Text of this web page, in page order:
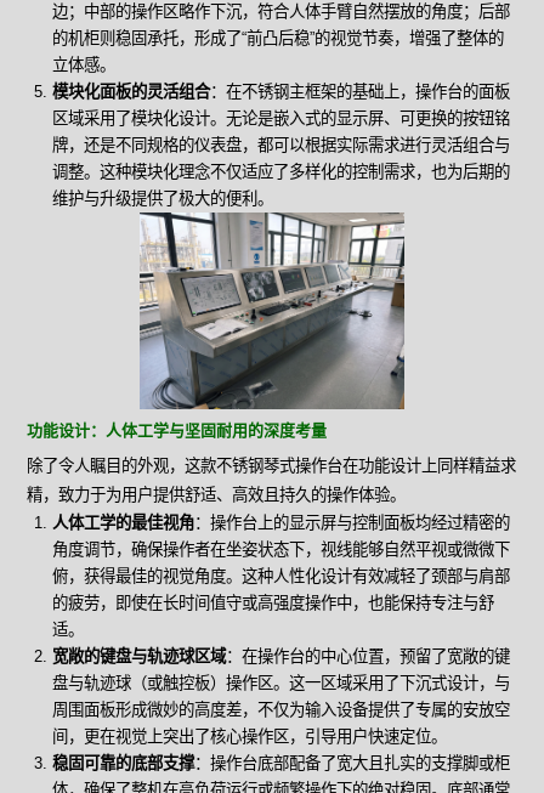
边；中部的操作区略作下沉，符合人体手臂自然摆放的角度；后部
的机柜则稳固承托，形成了“前凸后稳”的视觉节奏，增强了整体的
立体感。
模块化面板的灵活组合：在不锈钢主框架的基础上，操作台的面板
区域采用了模块化设计。无论是嵌入式的显示屏、可更换的按钮铭
牌，还是不同规格的仪表盘，都可以根据实际需求进行灵活组合与
调整。这种模块化理念不仅适应了多样化的控制需求，也为后期的
维护与升级提供了极大的便利。
功能设计：人体工学与坚固耐用的深度考量
除了令人瞩目的外观，这款不锈钢琴式操作台在功能设计上同样精益求
精，致力于为用户提供舒适、高效且持久的操作体验。
人体工学的最佳视角：操作台上的显示屏与控制面板均经过精密的
角度调节，确保操作者在坐姿状态下，视线能够自然平视或微微下
俯，获得最佳的视觉角度。这种人性化设计有效减轻了颈部与肩部
的疲劳，即使在长时间值守或高强度操作中，也能保持专注与舒
适。
宽敞的键盘与轨迹球区域：在操作台的中心位置，预留了宽敞的键
盘与轨迹球（或触控板）操作区。这一区域采用了下沉式设计，与
周围面板形成微妙的高度差，不仅为输入设备提供了专属的安放空
间，更在视觉上突出了核心操作区，引导用户快速定位。
稳固可靠的底部支撑：操作台底部配备了宽大且扎实的支撑脚或柜